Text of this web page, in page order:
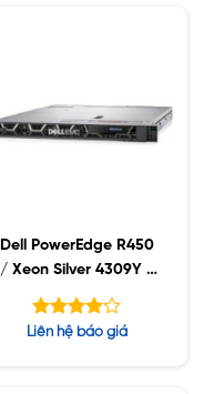
Dell PowerEdge R450
/ Xeon Silver 4309Y /
32GB RDIMM / 960GB
SSD / PS 800W
Được
Liên hệ báo giá